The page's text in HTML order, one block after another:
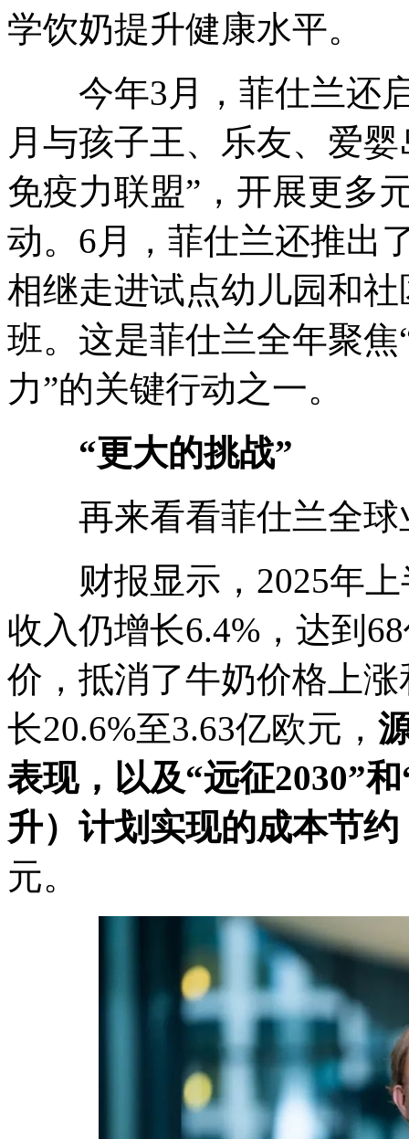
学饮奶提升健康水平。
今年3月，菲仕兰还启
月与孩子王、乐友、爱
免疫力联盟”，开展更多
动。6月，菲仕兰还推出
相继走进试点幼儿园和
班。这是菲仕兰全年聚
力”的关键行动之一。
“更大的挑战”
再来看看菲仕兰全球
财报显示，2025年上
收入仍增长6.4%，达到
价，抵消了牛奶价格上
长20.6%至3.63亿欧元，
表现，以及“远征2030”和
升） 计划实现的成本节约
元。